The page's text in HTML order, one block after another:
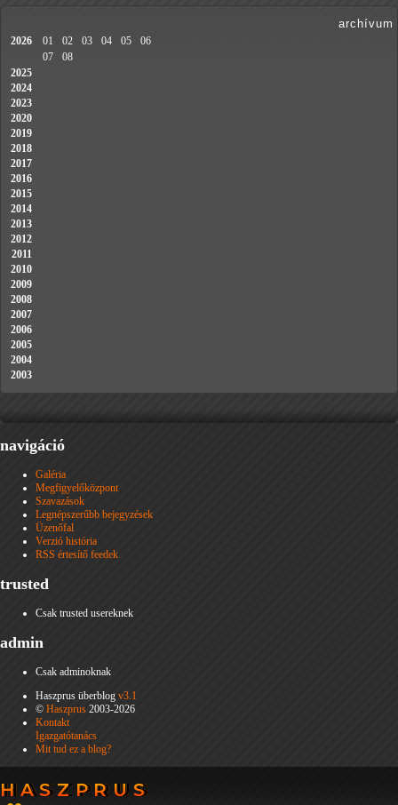
archívum
2026 01 02 03 04 05
06
07
08
2025
2024
2023
2020
2019
2018
2017
2016
2015
2014
2013
2012
2011
2010
2009
2008
2007
2006
2005
2004
2003
navigáció
Galéria
Megfigyelőközpont
Szavazások
Legnépszerűbb bejegyzések
Üzenőfal
Verzió história
RSS értesítő feedek
trusted
Csak trusted usereknek
admin
Csak adminoknak
Haszprus überblog v3.1
© Haszprus 2003-2026
Kontakt
Igazgatótanács
Mit tud ez a blog?
HASZPRUS
HASZPRUS